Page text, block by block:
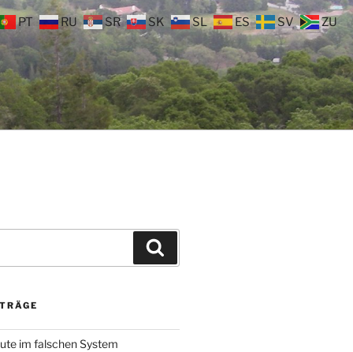
im falschen System
PT RU SR SK SL ES SV ZU